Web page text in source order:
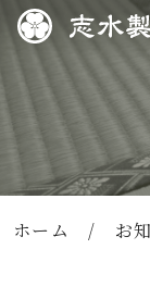
ホーム / お